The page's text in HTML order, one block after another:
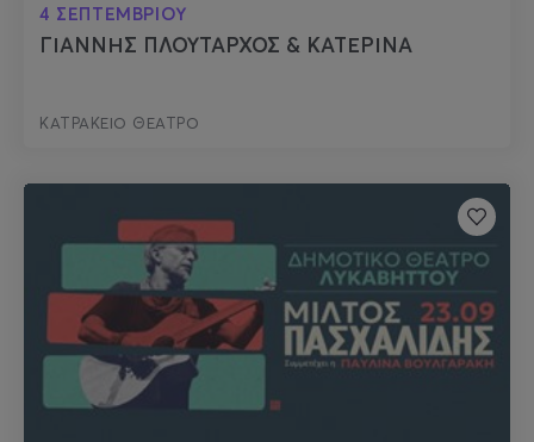
4 ΣΕΠΤΕΜΒΡΙΟΥ
ΓΙΑΝΝΗΣ ΠΛΟΥΤΑΡΧΟΣ & ΚΑΤΕΡΙΝΑ
ΚΑΤΡΑΚΕΙΟ ΘΕΑΤΡΟ